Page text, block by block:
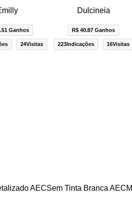
Ganhos
24Visitas
Dulcineia
R$ 40.87 Ganhos
223Indicações 16Visitas
AECSem Tinta Branca AECM